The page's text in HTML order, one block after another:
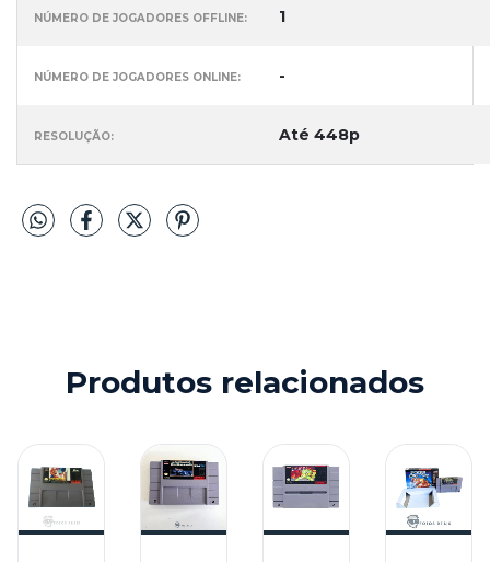
NÚMERO DE JOGADORES OFFLINE: 1
NÚMERO DE JOGADORES ONLINE: -
RESOLUÇÃO: Até 448p
Produtos relacionados